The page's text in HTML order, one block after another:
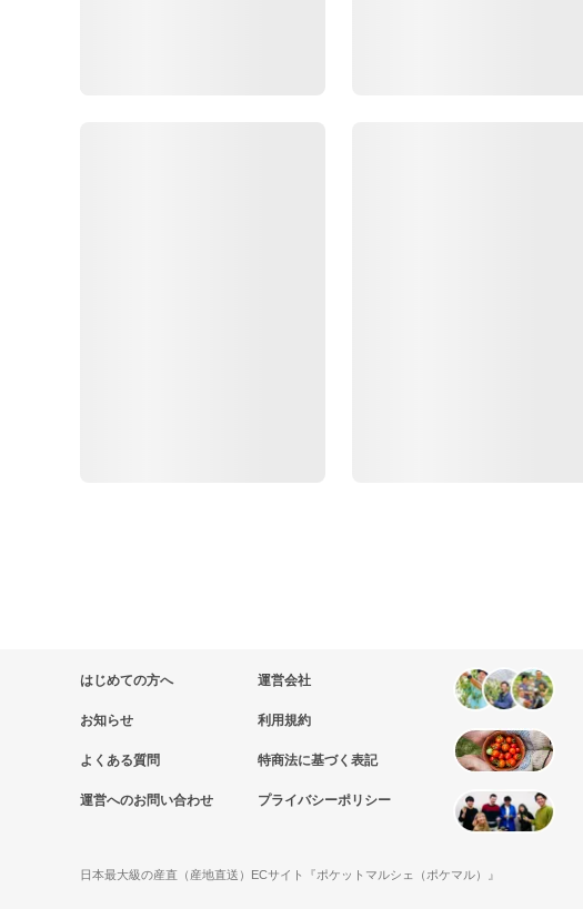
はじめての方へ
お知らせ
よくある質問
運営へのお問い合わせ
運営会社
利用規約
特商法に基づく表記
プライバシーポリシー
日本最大級の産直（産地直送）ECサイト『ポケットマルシェ（ポケマル）』